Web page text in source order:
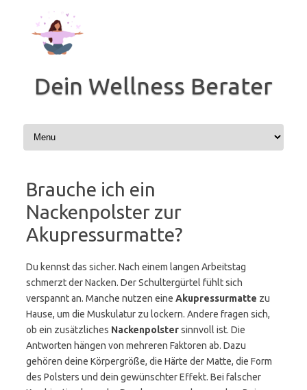
springen
Dein Wellness Berater
Brauche ich ein
Nackenpolster zur
Akupressurmatte?
Du kennst das sicher. Nach einem langen Arbeitstag
schmerzt der Nacken. Der Schultergürtel fühlt sich
verspannt an. Manche nutzen eine Akupressurmatte zu
Hause, um die Muskulatur zu lockern. Andere fragen sich,
ob ein zusätzliches Nackenpolstersinnvoll ist. Die
Antworten hängen von mehreren Faktoren ab. Dazu
gehören deine Körpergröße, die Härte der Matte, die Form
des Polsters und dein gewünschter Effekt. Bei falscher